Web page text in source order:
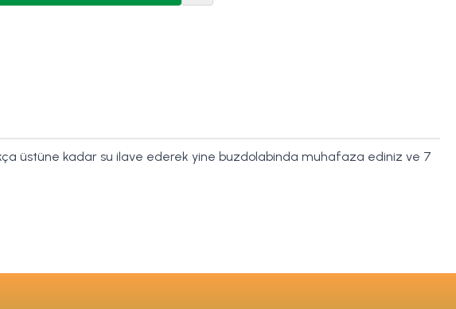
üstüne kadar su ilave ederek yine buzdolabinda muhafaza ediniz ve 7